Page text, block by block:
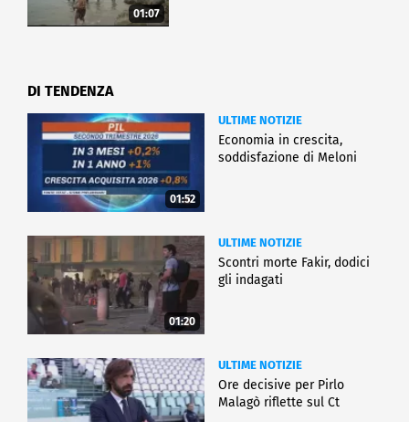
01:07
DI TENDENZA
01:52
ULTIME NOTIZIE
Economia in crescita,
soddisfazione di Meloni
01:20
ULTIME NOTIZIE
Scontri morte Fakir, dodici
gli indagati
ULTIME NOTIZIE
Ore decisive per Pirlo
Malagò riflette sul Ct